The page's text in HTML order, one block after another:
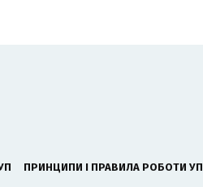
ПРИНЦИПИ І ПРАВИЛА РОБОТИ УП